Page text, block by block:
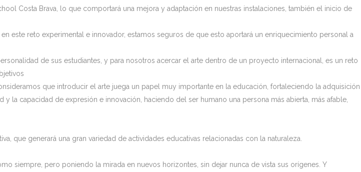
Costa Brava, lo que comportará una mejora y adaptación en nuestras instalaciones, también el inicio de
este reto experimental e innovador, estamos seguros de que esto aportará un enriquecimiento personal a
de sus estudiantes, y para nosotros acercar el arte dentro de un proyecto internacional, es un reto
que introducir el arte juega un papel muy importante en la educación, fortaleciendo la adquisición
la capacidad de expresión e innovación, haciendo del ser humano una persona más abierta, más afable,
que generará una gran variedad de actividades educativas relacionadas con la naturaleza.
siempre, pero poniendo la mirada en nuevos horizontes, sin dejar nunca de vista sus orígenes. Y